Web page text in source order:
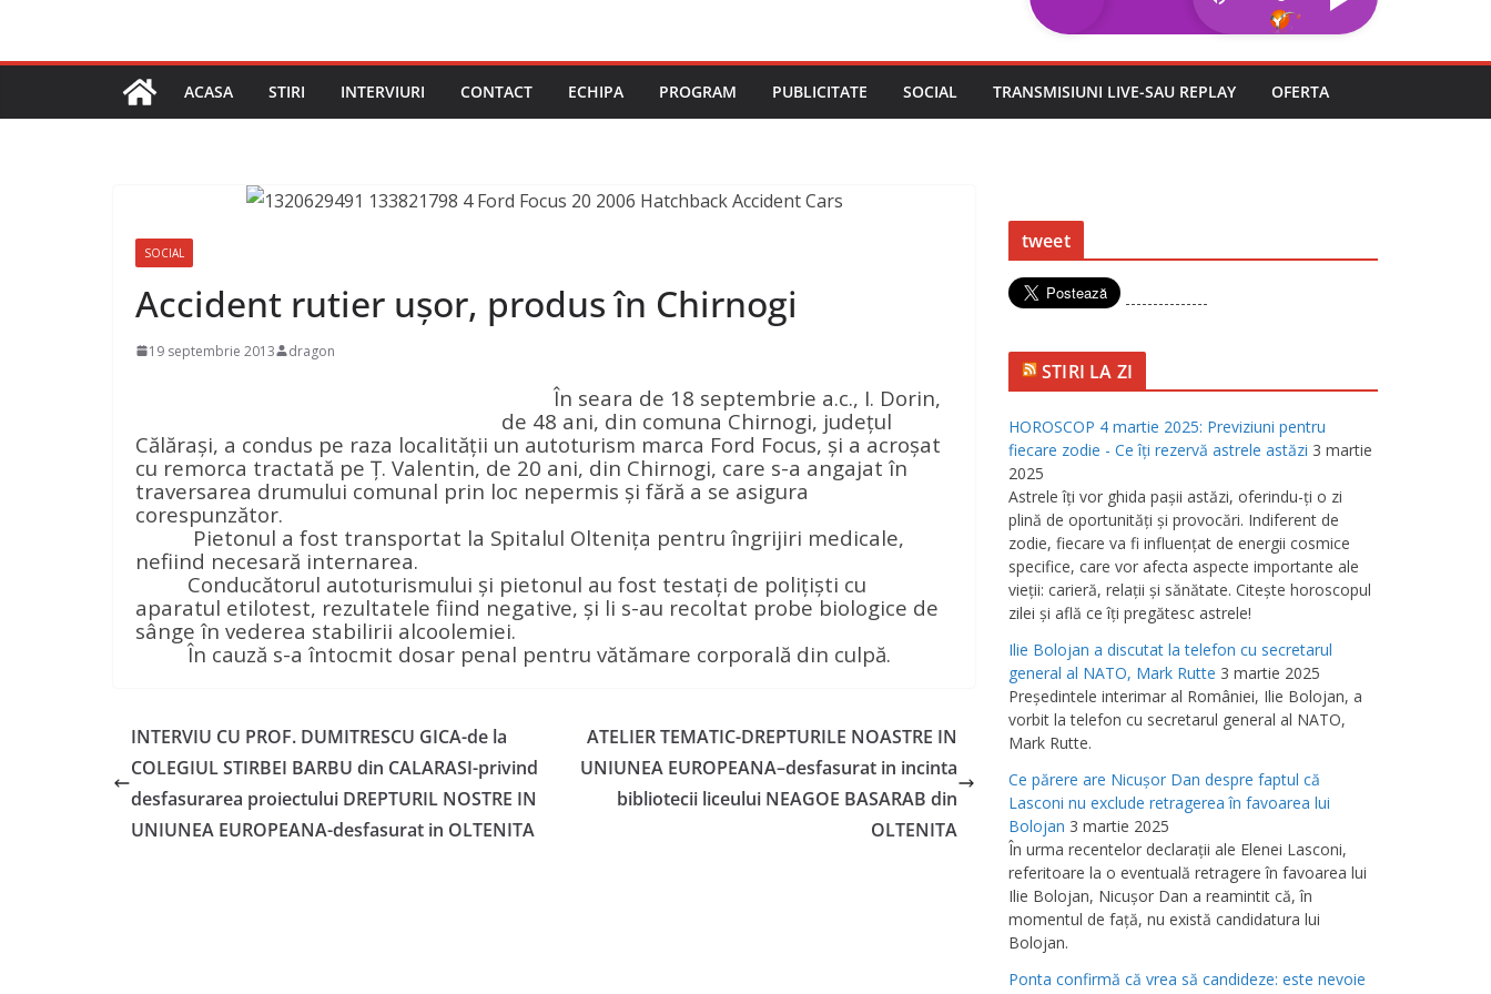
ACASA STIRI INTERVIURI CONTACT ECHIPA PROGRAM PUBLICITATE SOCIAL TRANSMISIUNI LIVE-SAU REPLAY OFERTA
SOCIAL
Accident rutier uşor, produs în Chirnogi
19 septembrie 2013 dragon
În seara de 18 septembrie a.c., I. Dorin,
de 48 ani, din comuna Chirnogi, judeţul
Călăraşi, a condus pe raza localităţii un autoturism marca Ford Focus, şi a acroşat
cu remorca tractată pe Ţ. Valentin, de 20 ani, din Chirnogi, care s-a angajat în
traversarea drumului comunal prin loc nepermis şi fără a se asigura
corespunzător.
Pietonul a fost transportat la Spitalul Olteniţa pentru îngrijiri medicale,
nefiind necesară internarea.
Conducătorul autoturismului şi pietonul au fost testaţi de poliţişti cu
aparatul etilotest, rezultatele fiind negative, şi li s-au recoltat probe biologice de
sânge în vederea stabilirii alcoolemiei.
În cauză s-a întocmit dosar penal pentru vătămare corporală din culpă.
INTERVIU CU PROF. DUMITRESCU GICA-de la
COLEGIUL STIRBEI BARBU din CALARASI-privind
desfasurarea proiectului DREPTURIL NOSTRE IN
UNIUNEA EUROPEANA-desfasurat in OLTENITA
ATELIER TEMATIC-DREPTURILE NOASTRE IN
UNIUNEA EUROPEANA–desfasurat in incinta
bibliotecii liceului NEAGOE BASARAB din
OLTENITA
tweet
---------------
STIRI LA ZI
HOROSCOP 4 martie 2025: Previziuni pentru
fiecare zodie - Ce îţi rezervă astrele astăzi 3 martie
2025
Astrele îţi vor ghida paşii astăzi, oferindu-ţi o zi
plină de oportunităţi şi provocări. Indiferent de
zodie, fiecare va fi influenţat de energii cosmice
specifice, care vor afecta aspecte importante ale
vieţii: carieră, relaţii şi sănătate. Citeşte horoscopul
zilei şi află ce îţi pregătesc astrele!
Ilie Bolojan a discutat la telefon cu secretarul
general al NATO, Mark Rutte 3 martie 2025
Preşedintele interimar al României, Ilie Bolojan, a
vorbit la telefon cu secretarul general al NATO,
Mark Rutte.
Ce părere are Nicuşor Dan despre faptul că
Lasconi nu exclude retragerea în favoarea lui
Bolojan 3 martie 2025
În urma recentelor declaraţii ale Elenei Lasconi,
referitoare la o eventuală retragere în favoarea lui
Ilie Bolojan, Nicuşor Dan a reamintit că, în
momentul de faţă, nu există candidatura lui
Bolojan.
Ponta confirmă că vrea să candideze: este nevoie